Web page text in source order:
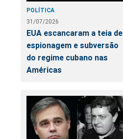
POLÍTICA
31/07/2026
EUA escancaram a teia de
espionagem e subversão
do regime cubano nas
Américas